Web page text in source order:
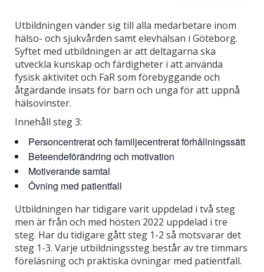
Utbildningen vänder sig till alla medarbetare inom
hälso- och sjukvården samt elevhälsan i Göteborg.
Syftet med utbildningen är att deltagarna ska
utveckla kunskap och färdigheter i att använda
fysisk aktivitet och FaR som förebyggande och
åtgärdande insats för barn och unga för att uppnå
hälsovinster.
Innehåll steg 3:
Personcentrerat och familjecentrerat förhållningssätt
Beteendeförändring och motivation
Motiverande samtal
Övning med patientfall
Utbildningen har tidigare varit uppdelad i två steg
men är från och med hösten 2022 uppdelad i tre
steg. Har du tidigare gått steg 1-2 så motsvarar det
steg 1-3. Varje utbildningssteg består av tre timmars
föreläsning och praktiska övningar med patientfall.